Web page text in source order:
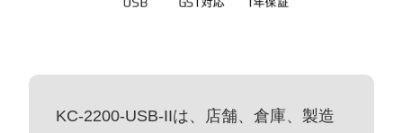
KC-2200-USB-IIは、店舗、倉庫、製造